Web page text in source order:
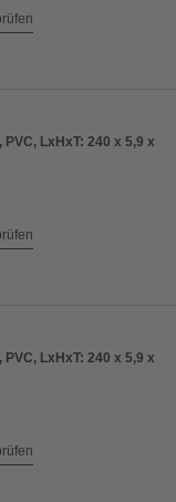
LxHxT: 240 x 5,9 x
LxHxT: 240 x 5,9 x